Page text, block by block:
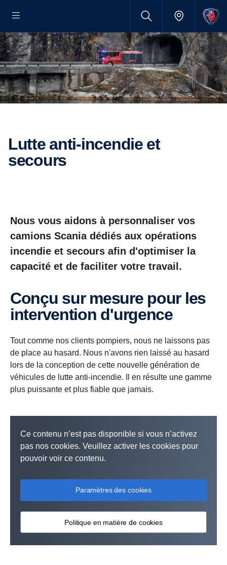
Lutte anti-incendie et
secours
Nous vous aidons à personnaliser vos
camions Scania dédiés aux opérations
incendie et secours afin d'optimiser la
capacité et de faciliter votre travail.
Conçu sur mesure pour les
intervention d'urgence
Tout comme nos clients pompiers, nous ne laissons pas
de place au hasard. Nous n'avons rien laissé au hasard
lors de la conception de cette nouvelle génération de
véhicules de lutte anti-incendie. Il en résulte une gamme
plus puissante et plus fiable que jamais.
Ce contenu n’est pas disponible si vous n’activez
pas nos cookies. Veuillez activer les cookies pour
pouvoir voir ce contenu.
Paramètres des cookies
Politique en matière de cookies